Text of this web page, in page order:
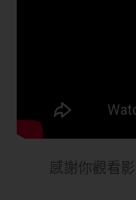
感謝你觀看